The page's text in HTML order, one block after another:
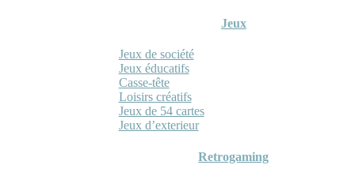
Jeux
Jeux de société
Jeux éducatifs
Casse-tête
Loisirs créatifs
Jeux de 54 cartes
Jeux d’exterieur
Retrogaming